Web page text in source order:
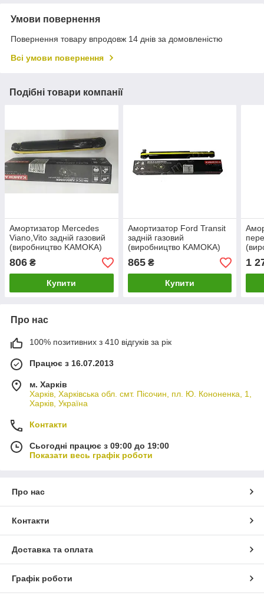
Умови повернення
Повернення товару впродовж 14 днів за домовленістю
Всі умови повернення
Подібні товари компанії
Амортизатор Mercedes
Viano,Vito задній газовий
(виробництво KAMOKA)
806 ₴
Купити
Амортизатор Ford Transit
задній газовий
(виробництво KAMOKA)
865₴
Купити
1
Про нас
100% позитивних з 410 відгуків за рік
Працює з 16.07.2013
м. Харків
Харків, Харківська обл. смт. Пісочин, пл. Ю. Кононенка, 1,
Харків, Україна
Контакти
Сьогодні працює з 09:00 до 19:00
Показати весь графік роботи
Про нас
Контакти
Доставка та оплата
Графік роботи